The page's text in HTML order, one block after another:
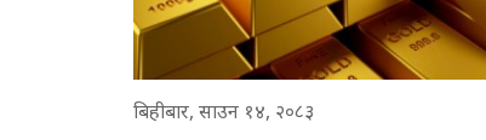
बिहीबार, साउन १४, २०८३